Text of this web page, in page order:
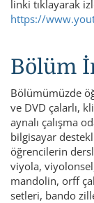
linki tıklayarak
https://
Bölüm
Bölümümüzde
ve DVD çalarlı,
aynalı çalışma
bilgisayar
öğrencilerin
viyola,
mandolin, orff
setleri, bando